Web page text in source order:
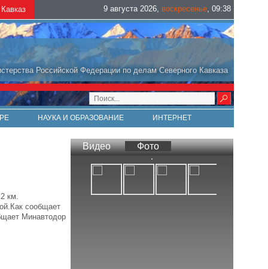
Кавказ 9 августа 2026, воскресенье, 09:38
Российской Федерации по делам Северного Кавказа
НАУКА И ОБРАЗОВАНИЕ ИНТЕРНЕТ
км.
сообщает
Минавтодор
Видео Фото